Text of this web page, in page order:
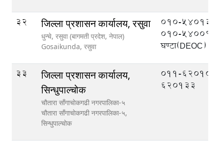
32 जिल्ला प्रशासन कार्यालय, रसुवा
धुन्चे, रसुवा (बागमती प्रदेश, नेपाल)
Gosaikunda, रसुवा
०१०-५४०१३१
०१०-
घण्टा(DEOC)
33
जिल्ला प्रशासन कार्यालय,
सिन्धुपाल्चोक
चौतारा साँगाचाेकगढी नगरपालिका-५
चौतारा साँगाचाेकगढी नगरपालिका-५,
सिन्धुपाल्चोक
011-
620133